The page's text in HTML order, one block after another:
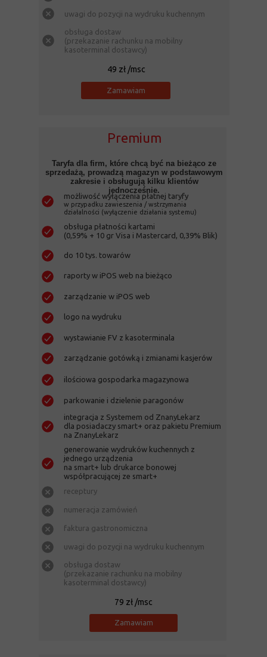
parkowanie i dzielenie paragonów
integracja z Systemem od ZnanyLekarz
dla posiadaczy smart+ oraz pakietu Premium
na ZnanyLekarz
generowanie wydruków kuchennych z
jednego urządzenia
na smart+ lub drukarce bonowej
współpracującej ze smart+
zarządzanie gotówką i zmianami kasjerów
wystawianie FV z kasoterminala
obsługa dostaw
(przekazanie rachunku na mobilny
kasoterminal dostawcy)
uwagi do pozycji na wydruku kuchennym
faktura gastronomiczna
numeracja zamówień
możliwość wyłączenia płatnej taryfy
w przypadku zawieszenia / wstrzymania
działalności (wyłączenie działania systemu)
79 zł /msc
Zamawiam
obsługa płatności kartami
(0,59% + 10 gr Visa i Mastercard, 0,39% Blik)
Premium
receptury
ilościowa gospodarka magazynowa
logo na wydruku
zarządzanie w iPOS web
raporty w iPOS web na bieżąco
do 10 tys. towarów
Taryfa dla firm, które chcą być na bieżąco ze
sprzedażą, prowadzą magazyn w podstawowym
zakresie i obsługują kilku klientów
jednocześnie.
obsługa dostaw
(przekazanie rachunku na mobilny
kasoterminal dostawcy)
uwagi do pozycji na wydruku kuchennym
49 zł /msc
Zamawiam